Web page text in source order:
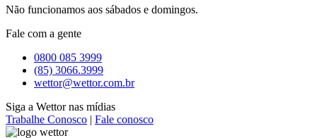
Não funcionamos aos sábados e domingos.
Fale com a gente
0800 085 3999
(85) 3066.3999
wettor@wettor.com.br
Siga a Wettor nas mídias
Trabalhe Conosco | Fale conosco